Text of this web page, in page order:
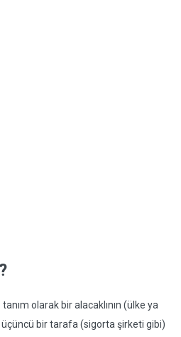
olarak bir alacaklının (ülke ya
üçüncü bir tarafa (sigorta şirketi gibi)